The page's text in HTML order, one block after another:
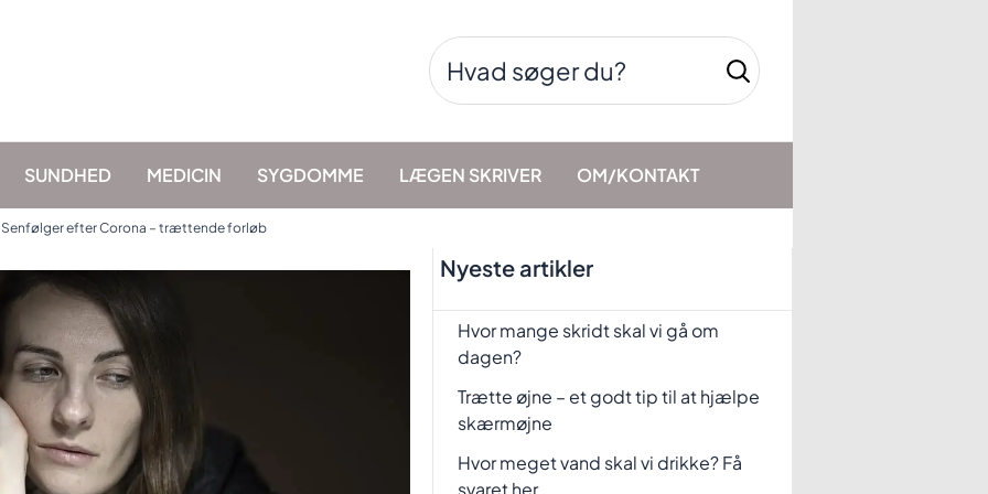
Søg
efter:
SUNDHED MEDICIN SYGDOMME LÆGEN SKRIVER OM/KONTAKT
Senfølger efter Corona – trættende forløb
Nyeste artikler
Hvor mange skridt skal vi gå om
dagen?
Trætte øjne – et godt tip til at hjælpe
skærmøjne
Hvor meget vand skal vi drikke? Få